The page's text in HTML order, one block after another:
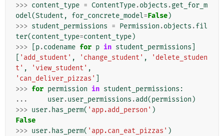
>>> content_type = ContentType.objects .get_for_m
odel(Student , for_concrete_model=False)
>>> student_permissions = Permission .objects .fil
ter(content_type=content_type)
>>>
p.codename for p in student_permissions
'add_student' , 'change_student' ,
'delete_studen
t' , 'view_student' ,
'can_deliver_pizzas'
>>> for permission in student_permissions :
...
user.user_permissions .add(permission )
>>> user. has_perm( 'app.add_person' )
False
>>> user. has_perm( 'app.can_eat_pizzas' )